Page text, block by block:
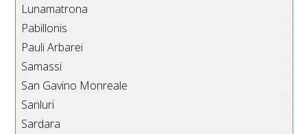
Lunamatrona
Pabillonis
Pauli Arbarei
Samassi
San Gavino Monreale
Sanluri
Sardara